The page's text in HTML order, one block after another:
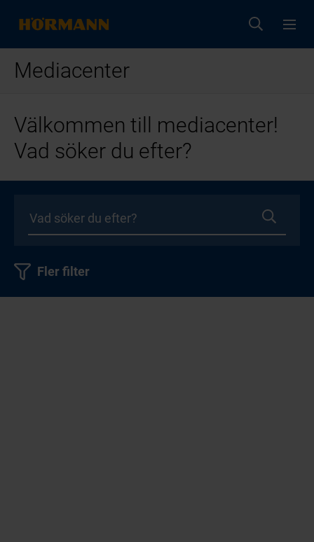
Mediacenter
Välkommen till mediacenter!
Vad söker du efter?
Fler filter